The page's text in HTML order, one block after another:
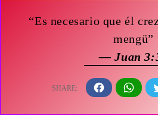
“Es necesario que él
mengü”
— Juan